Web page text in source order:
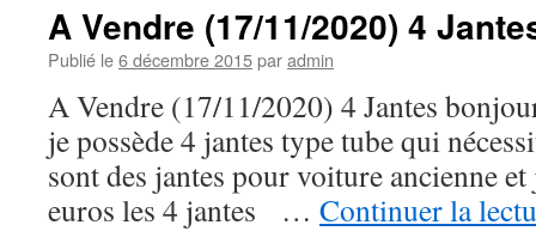
A Vendre (17/11/2020) 4
Publié le6 décembre 2015paradmin
A Vendre (17/11/2020) 4 Jantes
je possède 4 jantes type tube qui
sont des jantes pour voiture ancienne
euros les 4 jantes … Continuer la